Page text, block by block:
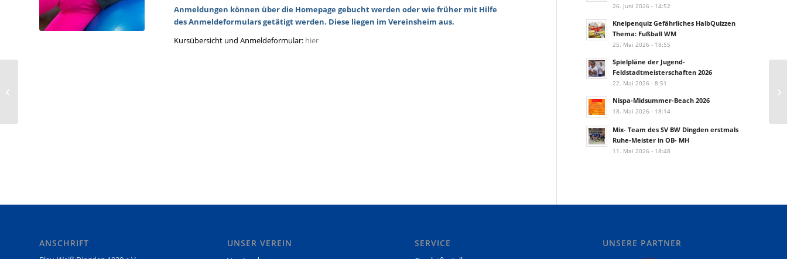
Anmeldungen können über die Homepage gebucht werden oder wie früher mit Hilfe
des Anmeldeformulars getätigt werden. Diese liegen im Vereinsheim aus.
Kursübersicht und Anmeldeformular: hier
26. Juni 2026 - 14:52
Kneipenquiz Gefährliches HalbQuizzen
Thema: Fußball WM
25. Mai 2026 - 18:55
Spielpläne der Jugend-
Feldstadtmeisterschaften 2026
22. Mai 2026 - 8:51
Nispa-Midsummer-Beach 2026
18. Mai 2026 - 18:14
Mix- Team des SV BW Dingden erstmals
Ruhe-Meister in OB- MH
11. Mai 2026 - 18:48
ANSCHRIFT UNSER VEREIN SERVICE UNSERE PARTNER